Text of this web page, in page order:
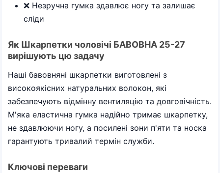
❌ Незручна гумка здавлює ногу та залишає
сліди
Як Шкарпетки чоловічі БАВОВНА 25-27
вирішують цю задачу
Наші бавовняні шкарпетки виготовлені з
високоякісних натуральних волокон, які
забезпечують відмінну вентиляцію та довговічність.
М'яка еластична гумка надійно тримає шкарпетку,
не здавлюючи ногу, а посилені зони п'яти та носка
гарантують тривалий термін служби.
Ключові переваги